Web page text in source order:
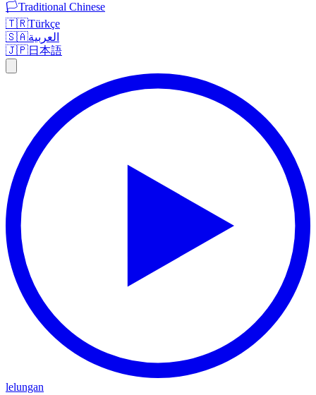
🏳️Traditional Chinese
🇹🇷Türkçe
🇸🇦العربية
🇯🇵日本語
lelungan